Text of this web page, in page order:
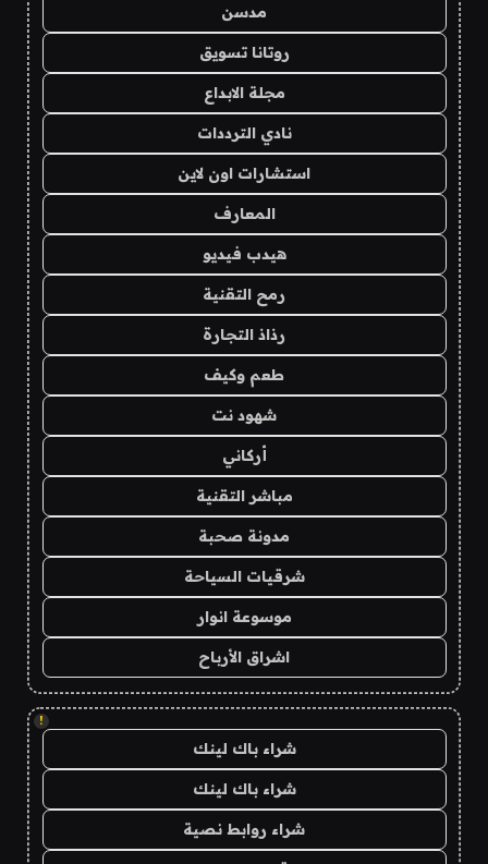
مدسن
روتانا تسويق
مجلة الابداع
نادي الترددات
استشارات اون لاين
المعارف
هيدب فيديو
رمح التقنية
رذاذ التجارة
طعم وكيف
شهود نت
أركاني
مباشر التقنية
مدونة صحبة
شرقيات السياحة
موسوعة انوار
اشراق الأرباح
!
شراء باك لينك
شراء باك لينك
شراء روابط نصية